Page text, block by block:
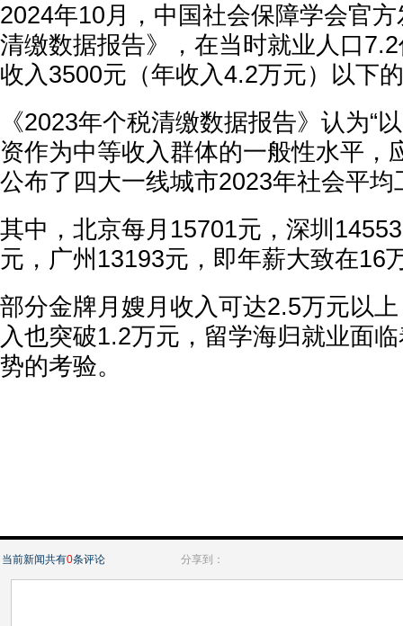
2024年10月，中国社会保障学会官
清缴数据报告》，在当时就业人口
收入3500元（年收入4.2万元）以下
《2023年个税清缴数据报告》认为“
资作为中等收入群体的一般性水平，
公布了四大一线城市2023年社会平均
其中，北京每月15701元，深圳
元，广州13193元，即年薪大致在16
部分金牌月嫂月收入可达2.5万元以
入也突破1.2万元，留学海归就业面
势的考验。
当前新闻共有0条评论 分享到：